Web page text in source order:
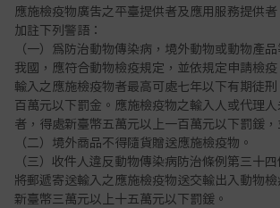
應施檢疫物廣告之平臺提供者及應用服務提供
加註下列警語：
（一）為防治動物傳染病，境外動物或動物產
我國，應符合動物檢疫規定，並依規定申請檢
輸入之應施檢疫物者最高可處七年以下有期徒
百萬元以下罰金。應施檢疫物之輸入人或代理
者，得處新臺幣五萬元以上一百萬元以下罰鍰，
（二）境外商品不得隨貨贈送應施檢疫物。
（三）收件人違反動物傳染病防治條例第三十
將郵遞寄送輸入之應施檢疫物送交輸出入動物
新臺幣三萬元以上十五萬元以下罰鍰。